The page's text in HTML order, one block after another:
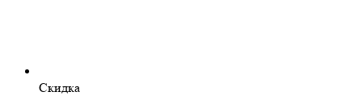
Скидка